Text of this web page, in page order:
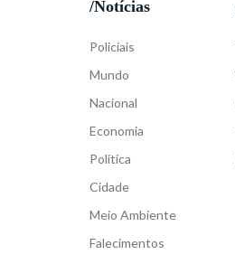
/Notícias
Policiais
Mundo
Nacional
Economia
Política
Cidade
Meio Ambiente
Falecimentos